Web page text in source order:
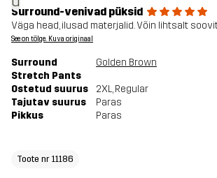
Surround-venivad püksid
Väga head, ilusad materjalid. Võin lihtsalt
See on tõlge. Kuva originaal
Surround
Stretch Pants
Golden Brown
Ostetud suurus 2XL, Regular
Tajutav suurus
Paras
Pikkus
Paras
Toote nr 11186